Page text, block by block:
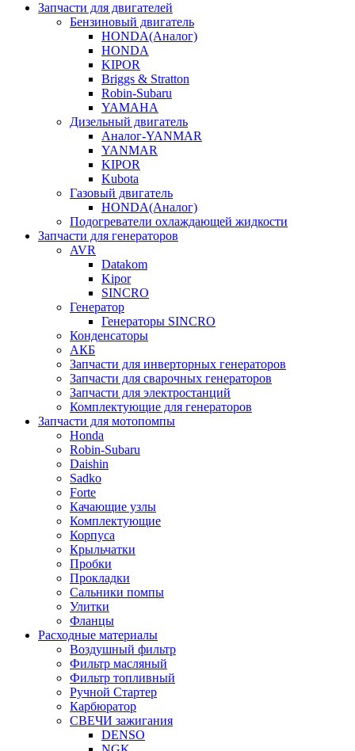
Запчасти для двигателей
Бензиновый двигатель
HONDA(Aналог)
HONDA
KIPOR
Briggs & Stratton
Robin-Subaru
YAMAHA
Дизельный двигатель
Аналог-YANMAR
YANMAR
KIPOR
Kubota
Газовый двигатель
HONDA(Aналог)
Подогреватели охлаждающей жидкости
Запчасти для генераторов
AVR
Datakom
Kipor
SINCRO
Генератор
Генераторы SINCRO
Конденсаторы
АКБ
Запчасти для инверторных генераторов
Запчасти для сварочных генераторов
Запчасти для электростанций
Комплектующие для генераторов
Запчасти для мотопомпы
Honda
Robin-Subaru
Daishin
Sadko
Forte
Качающие узлы
Комплектующие
Корпуса
Крыльчатки
Пробки
Прокладки
Сальники помпы
Улитки
Фланцы
Расходные материалы
Воздушный фильтр
Фильтр масляный
Фильтр топливный
Ручной Стартер
Карбюратор
СВЕЧИ зажигания
DENSO